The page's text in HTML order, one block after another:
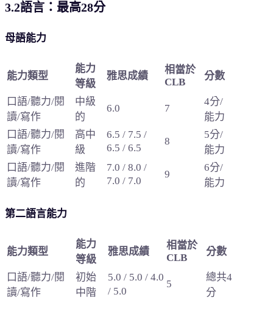
3.2語言：最高28分
母語能力
能力類型
能力
等級
雅思成績
相當於
CLB
分數
口語/聽力/閱
讀/寫作
中級
的
6.0 7
4分/
能力
口語/聽力/閱
讀/寫作
高中
級
6.5 / 7.5 /
6.5 / 6.5
8
5分/
能力
口語/聽力/閱
讀/寫作
進階
的
7.0 / 8.0 /
7.0 / 7.0
9
6分/
能力
第二語言能力
能力類型
能力
等級
雅思成績
相當於
CLB
分數
口語/聽力/閱
讀/寫作
初始
中階
5.0 / 5.0 / 4.0
/ 5.0
5
總共4
分